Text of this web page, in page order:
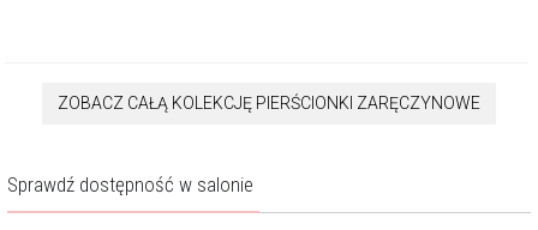
ZOBACZ CAŁĄ KOLEKCJĘ PIERŚCIONKI ZARĘCZYNOWE
Sprawdź dostępność w salonie